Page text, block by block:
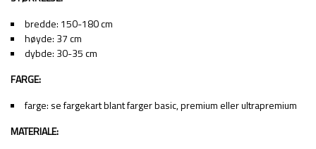
bredde: 150-180 cm
høyde: 37 cm
dybde: 30-35 cm
FARGE:
farge: se fargekart blant farger basic, premium eller ultrapremium
MATERIALE: